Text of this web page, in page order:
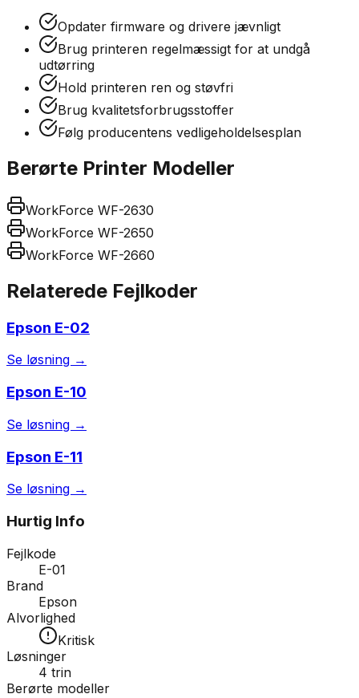
Opdater firmware og drivere jævnligt
Brug printeren regelmæssigt for at undgå
udtørring
Hold printeren ren og støvfri
Brug kvalitetsforbrugsstoffer
Følg producentens vedligeholdelsesplan
Berørte Printer Modeller
WorkForce WF-2630
WorkForce WF-2650
WorkForce WF-2660
Relaterede Fejlkoder
Epson E-02
Se løsning →
Epson E-10
Se løsning →
Epson E-11
Se løsning →
Hurtig Info
Fejlkode
E-01
Brand
Epson
Alvorlighed
Kritisk
Løsninger
4 trin
Berørte modeller